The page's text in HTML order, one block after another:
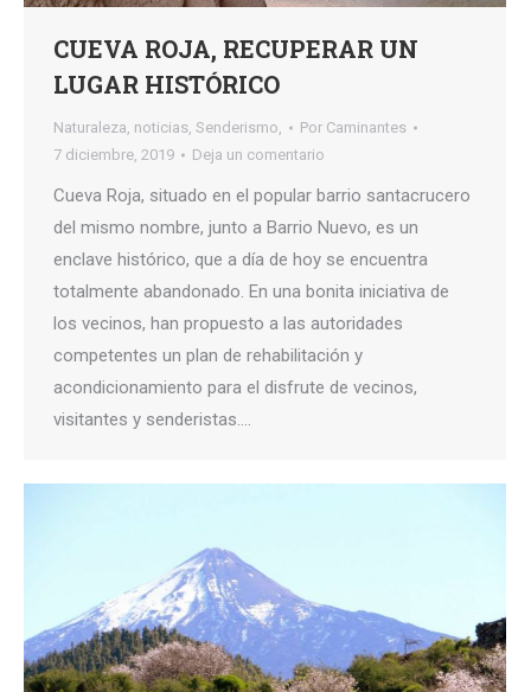
CUEVA ROJA, RECUPERAR UN
LUGAR HISTÓRICO
Naturaleza, noticias, Senderismo, Por Caminantes
7 diciembre, 2019
Deja un comentario
Cueva Roja, situado en el popular barrio santacrucero
del mismo nombre, junto a Barrio Nuevo, es un
enclave histórico, que a día de hoy se encuentra
totalmente abandonado. En una bonita iniciativa de
los vecinos, han propuesto a las autoridades
competentes un plan de rehabilitación y
acondicionamiento para el disfrute de vecinos,
visitantes y senderistas.…